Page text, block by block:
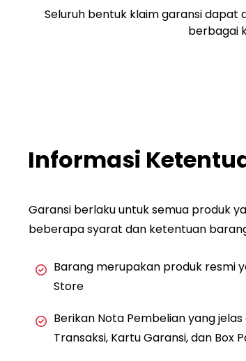
Seluruh bentuk klaim garansi dapat
berbagai
Informasi
Garansi berlaku untuk semua produk
beberapa syarat dan ketentuan
Barang merupakan produk resmi
Store
Berikan Nota Pembelian yang
Transaksi, Kartu Garansi, dan Box